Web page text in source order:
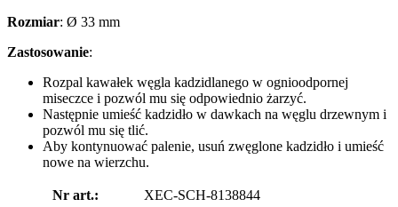
Rozmiar: Ø 33 mm
Zastosowanie:
Rozpal kawałek węgla kadzidlanego w ognioodpornej
miseczce i pozwól mu się odpowiednio żarzyć.
Następnie umieść kadzidło w dawkach na węglu drzewnym i
pozwól mu się tlić.
Aby kontynuować palenie, usuń zwęglone kadzidło i umieść
nowe na wierzchu.
Nr art.:
XEC-SCH-8138844